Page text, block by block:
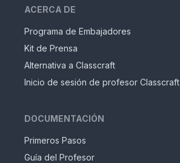
ACERCA DE
Programa de Embajadores
Kit de Prensa
Alternativa a Classcraft
Inicio de sesión de profesor Classcraft
DOCUMENTACIÓN
Primeros Pasos
Guía del Profesor